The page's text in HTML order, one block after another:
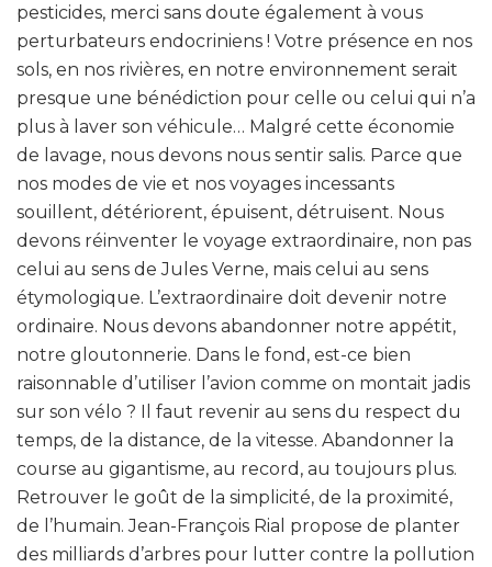
pesticides, merci sans doute également à vous
perturbateurs endocriniens ! Votre présence en nos
sols, en nos rivières, en notre environnement serait
presque une bénédiction pour celle ou celui qui n’a
plus à laver son véhicule… Malgré cette économie
de lavage, nous devons nous sentir salis. Parce que
nos modes de vie et nos voyages incessants
souillent, détériorent, épuisent, détruisent. Nous
devons réinventer le voyage extraordinaire, non pas
celui au sens de Jules Verne, mais celui au sens
étymologique. L’extraordinaire doit devenir notre
ordinaire. Nous devons abandonner notre appétit,
notre gloutonnerie. Dans le fond, est-ce bien
raisonnable d’utiliser l’avion comme on montait jadis
sur son vélo ? Il faut revenir au sens du respect du
temps, de la distance, de la vitesse. Abandonner la
course au gigantisme, au record, au toujours plus.
Retrouver le goût de la simplicité, de la proximité,
de l’humain. Jean-François Rial propose de planter
des milliards d’arbres pour lutter contre la pollution